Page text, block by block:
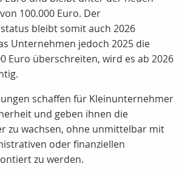
100.000 Euro. Der
bleibt somit auch 2026
Unternehmen jedoch 2025 die
Euro überschreiten, wird es ab 2026
schaffen für Kleinunternehmer
und geben ihnen die
zu wachsen, ohne unmittelbar mit
oder finanziellen
zu werden.